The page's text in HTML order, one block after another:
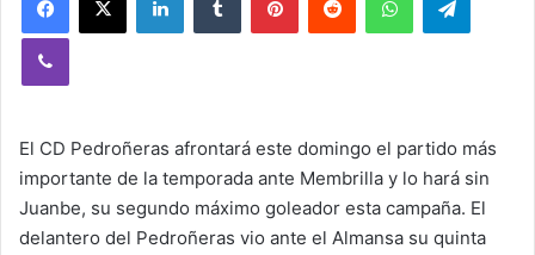
El CD Pedroñeras afrontará este domingo el partido más
importante de la temporada ante Membrilla y lo hará sin
Juanbe, su segundo máximo goleador esta campaña. El
delantero del Pedroñeras vio ante el Almansa su quinta